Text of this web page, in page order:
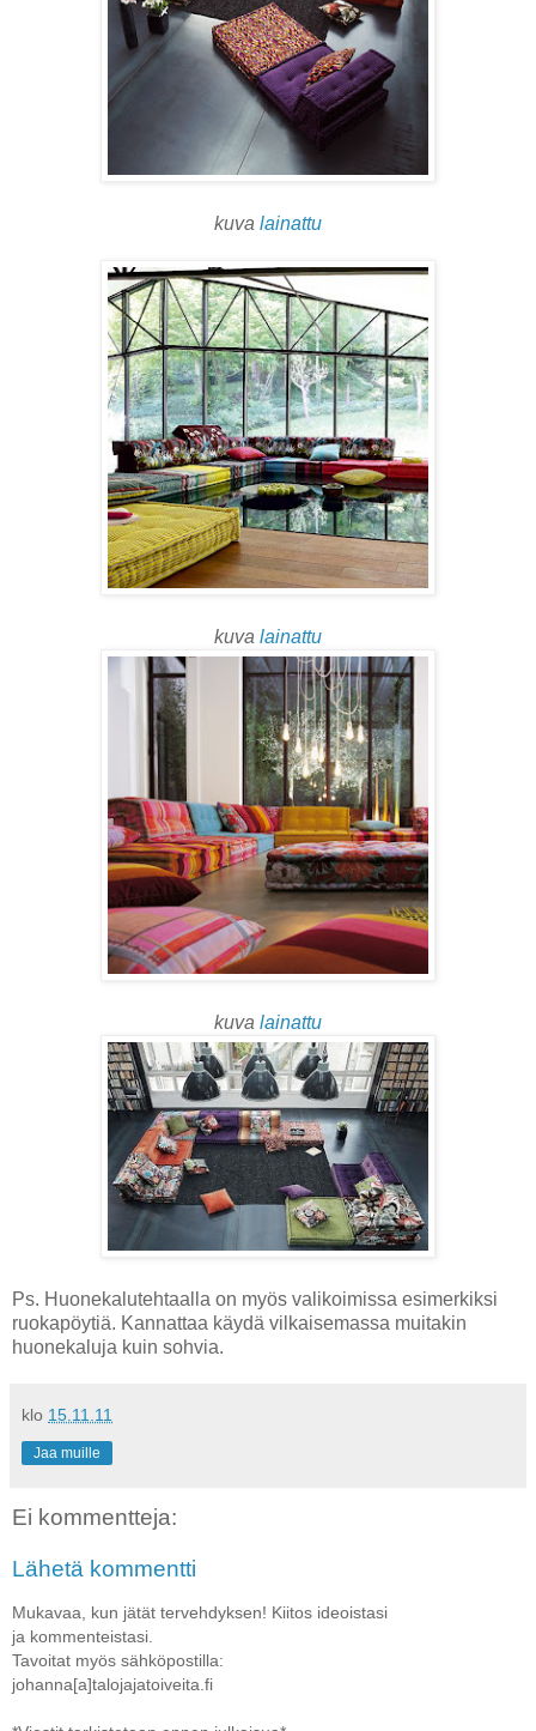
kuva lainattu
kuva lainattu
kuva lainattu
Ps. Huonekalutehtaalla on myös valikoimissa esimerkiksi
ruokapöytiä. Kannattaa käydä vilkaisemassa muitakin
huonekaluja kuin sohvia.
klo 15.11.11
Jaa muille
Ei kommentteja:
Lähetä kommentti
Mukavaa, kun jätät tervehdyksen! Kiitos ideoistasi
ja kommenteistasi.
Tavoitat myös sähköpostilla:
johanna[a]talojajatoiveita.fi